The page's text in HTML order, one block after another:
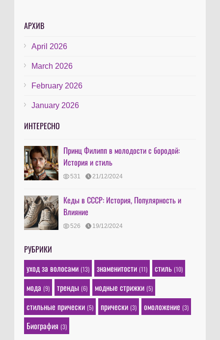
АРХИВ
April 2026
March 2026
February 2026
January 2026
ИНТЕРЕСНО
Принц Филипп в молодости с бородой:
История и стиль
531 21/12/2024
Кеды в СССР: История, Популярность и
Влияние
526 19/12/2024
РУБРИКИ
уход за волосами (13) знаменитости (11) стиль (10)
мода (9) тренды (6) модные стрижки (5)
стильные прически (5) прически (3) омоложение (3)
Биография (3)